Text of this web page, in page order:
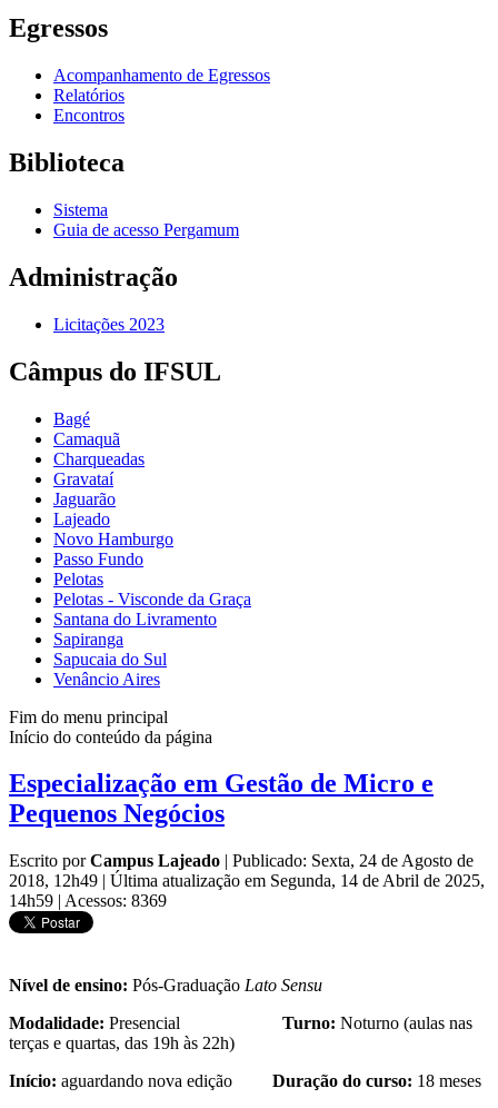
Egressos
Acompanhamento de Egressos
Relatórios
Encontros
Biblioteca
Sistema
Guia de acesso Pergamum
Administração
Licitações 2023
Câmpus do IFSUL
Bagé
Camaquã
Charqueadas
Gravataí
Jaguarão
Lajeado
Novo Hamburgo
Passo Fundo
Pelotas
Pelotas - Visconde da Graça
Santana do Livramento
Sapiranga
Sapucaia do Sul
Venâncio Aires
Fim do menu principal
Início do conteúdo da página
Especialização em Gestão de Micro e
Pequenos Negócios
Escrito porCampus Lajeado | Publicado: Sexta, 24 de Agosto de
2018, 12h49 | Última atualização em Segunda, 14 de Abril de 2025,
14h59 | Acessos: 8369
Nível de ensino: Pós-Graduação Lato Sensu
Modalidade: Presencial Turno: Noturno (aulas nas
terças e quartas, das 19h às 22h)
Início: aguardando nova edição Duração do curso: 18 meses